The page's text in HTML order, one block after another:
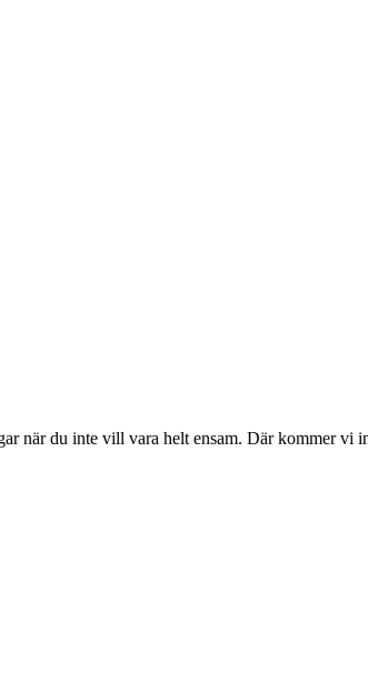
när du inte vill vara helt ensam. Där kommer